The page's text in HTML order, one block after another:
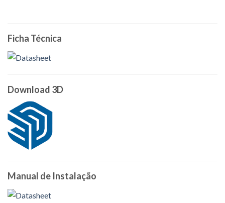
Ficha Técnica
Download 3D
Manual de Instalação